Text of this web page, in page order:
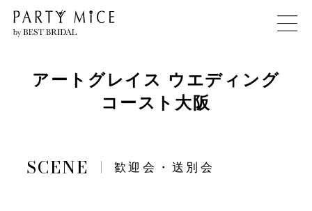
アートグレイス ウエディング
コースト大阪
歓迎会・送別会